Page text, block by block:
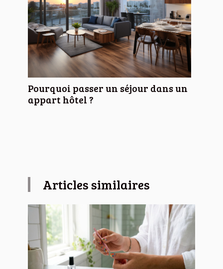
Pourquoi passer un séjour dans un
appart hôtel ?
Articles similaires